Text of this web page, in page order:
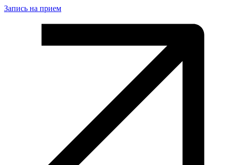
Запись на прием